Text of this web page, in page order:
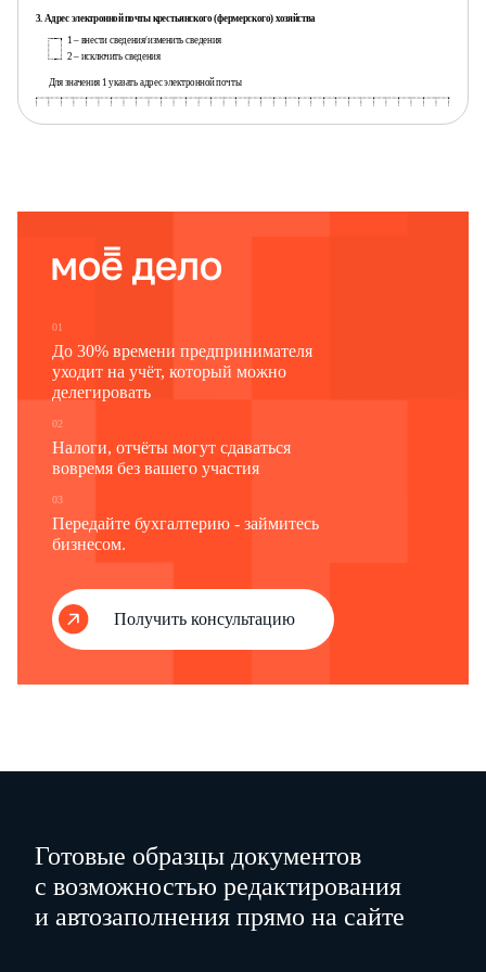
3. Адрес электронной почты крестьянского (фермерского) хозяйства
1 – внести сведения/изменить сведения
2 – исключить сведения
Для значения 1 указать адрес электронной почты
01
До 30% времени предпринимателя
уходит на учёт, который можно
делегировать
02
Налоги, отчёты могут сдаваться
вовремя без вашего участия
03
Передайте бухгалтерию - займитесь
бизнесом.
Получить консультацию
Готовые образцы документов
с возможностью редактирования
и автозаполнения прямо на сайте